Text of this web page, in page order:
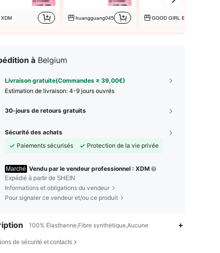
XDM huangguang045
à Belgium
Livraison gratuite(Commandes ≥ 39,00€)
Estimation de livraison: 4-9 jours ouvrés
30-jours de retours gratuits
Sécurité des achats
Paiements sécurisés
Protection de la vie privée
Marché Vendu par le vendeur professionnel : XDM
Expédié à partir de SHEIN
Informations et obligations du vendeur
Pour signaler ce vendeur et/ou ce produit
100% Élasthanne,Fibre synthétique,Aucune
de sécurité et contacts